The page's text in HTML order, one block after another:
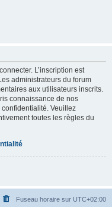
L’inscription est
administrateurs du forum
aux utilisateurs inscrits.
connaissance de nos
Veuillez
toutes les règles du
Fuseau horaire sur UTC+02:00